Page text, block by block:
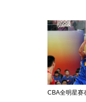
CBA全明星赛